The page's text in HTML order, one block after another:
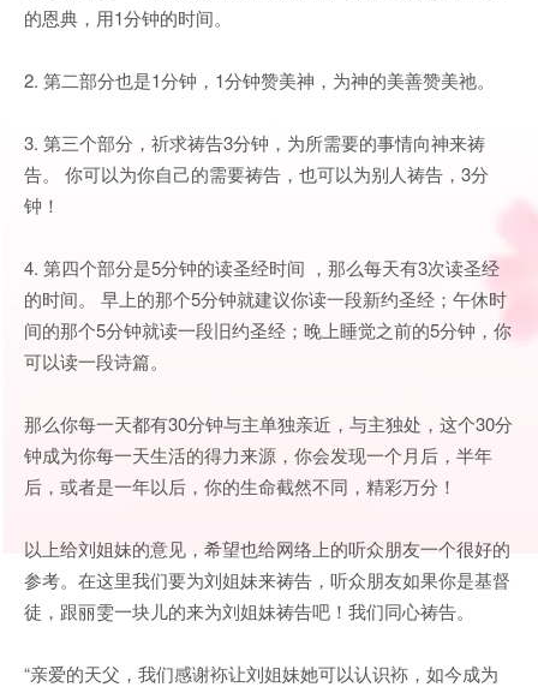
的恩典，用1分钟的时间。
2. 第二部分也是1分钟，1分钟赞美神，为神的美善赞美祂。
3. 第三个部分，祈求祷告3分钟，为所需要的事情向神来祷
告。 你可以为你自己的需要祷告，也可以为别人祷告，3分
钟！
4. 第四个部分是5分钟的读圣经时间 ，那么每天有3次读圣经
的时间。 早上的那个5分钟就建议你读一段新约圣经；午休时
间的那个5分钟就读一段旧约圣经；晚上睡觉之前的5分钟，你
可以读一段诗篇。
那么你每一天都有30分钟与主单独亲近，与主独处，这个30分
钟成为你每一天生活的得力来源，你会发现一个月后，半年
后，或者是一年以后，你的生命截然不同，精彩万分！
以上给刘姐妹的意见，希望也给网络上的听众朋友一个很好的
参考。在这里我们要为刘姐妹来祷告，听众朋友如果你是基督
徒，跟丽雯一块儿的来为刘姐妹祷告吧！我们同心祷告。
“亲爱的天父，我们感谢袮让刘姐妹她可以认识袮，如今成为